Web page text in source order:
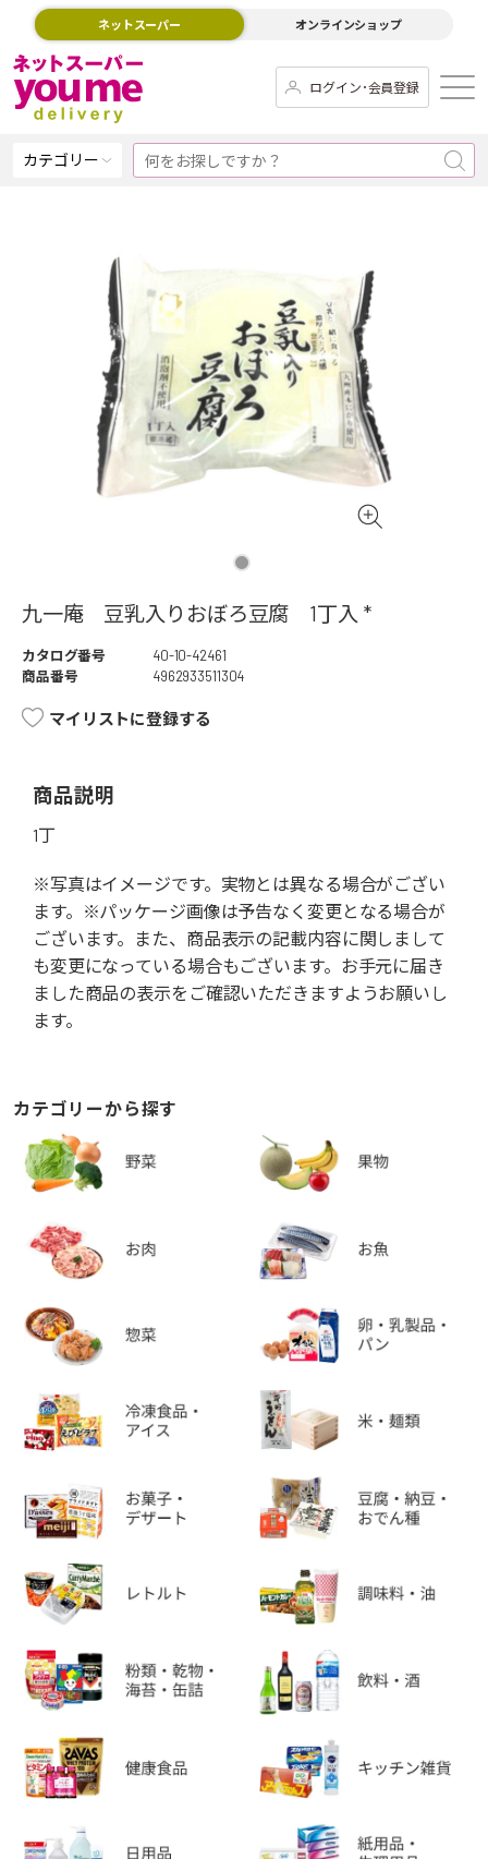
ネットスーパー オンラインショップ
ログイン･会員登録
カテゴリー
九一庵 豆乳入りおぼろ豆腐 1丁入 *
カタログ番号
40-10-42461
商品番号
4962933511304
マイリストに登録する
商品説明
1丁
※写真はイメージです。実物とは異なる場合がござい
ます。※パッケージ画像は予告なく変更となる場合が
ございます。また、商品表示の記載内容に関しまして
も変更になっている場合もございます。お手元に届き
ました商品の表示をご確認いただきますようお願いし
ます。
カテゴリーから探す